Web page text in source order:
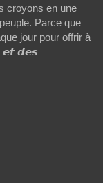
en une
Parce que
jour pour offrir à
𝙚𝙩 𝙙𝙚𝙨